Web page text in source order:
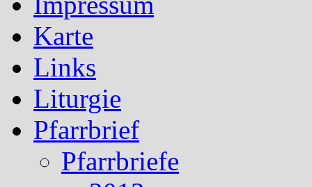
Karte
Links
Liturgie
Pfarrbrief
Pfarrbriefe